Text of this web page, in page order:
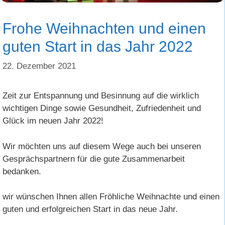
Frohe Weihnachten und einen
guten Start in das Jahr 2022
22. Dezember 2021
Zeit zur Entspannung und Besinnung auf die wirklich
wichtigen Dinge sowie Gesundheit, Zufriedenheit und
Glück im neuen Jahr 2022!
Wir möchten uns auf diesem Wege auch bei unseren
Gesprächspartnern für die gute Zusammenarbeit
bedanken.
wir wünschen Ihnen allen Fröhliche Weihnachte und einen
guten und erfolgreichen Start in das neue Jahr.